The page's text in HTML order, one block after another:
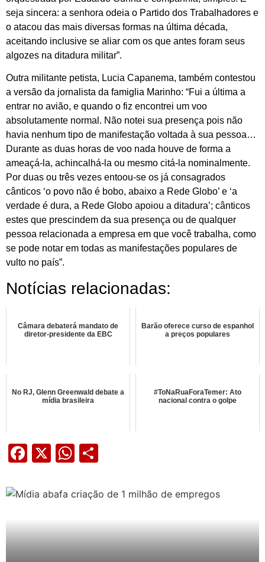
seja sincera: a senhora odeia o Partido dos Trabalhadores e
o atacou das mais diversas formas na última década,
aceitando inclusive se aliar com os que antes foram seus
algozes na ditadura militar”.
Outra militante petista, Lucia Capanema, também contestou
a versão da jornalista da famiglia Marinho: “Fui a última a
entrar no avião, e quando o fiz encontrei um voo
absolutamente normal. Não notei sua presença pois não
havia nenhum tipo de manifestação voltada à sua pessoa…
Durante as duas horas de voo nada houve de forma a
ameaçá-la, achincalhá-la ou mesmo citá-la nominalmente.
Por duas ou três vezes entoou-se os já consagrados
cânticos ‘o povo não é bobo, abaixo a Rede Globo’ e ‘a
verdade é dura, a Rede Globo apoiou a ditadura’; cânticos
estes que prescindem da sua presença ou de qualquer
pessoa relacionada a empresa em que você trabalha, como
se pode notar em todas as manifestações populares de
vulto no país”.
Notícias relacionadas:
Câmara debaterá mandato de
diretor-presidente da EBC
Barão oferece curso de espanhol
a preços populares
No RJ, Glenn Greenwald debate a
mídia brasileira
#ToNaRuaForaTemer: Ato
nacional contra o golpe
Facebook
X WhatsApp